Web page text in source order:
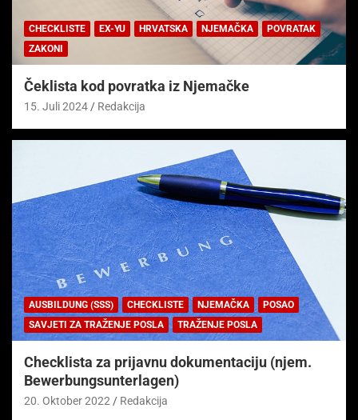
CHECKLISTE EX-YU HRVATSKA NJEMAČKA
POVRATAK
ZAKONI
Čeklista kod povratka iz Njemačke
15. Juli 2024 Redakcija
AUSBILDUNG (SSS) CHECKLISTE NJEMAČKA
POSAO
SAVJETI ZA TRAŽENJE POSLA
TRAŽENJE POSLA
Checklista za prijavnu dokumentaciju (njem.
Bewerbungsunterlagen)
20. Oktober 2022 Redakcija